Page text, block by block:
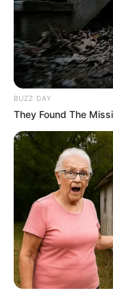
BUZZ DAY
They Found The